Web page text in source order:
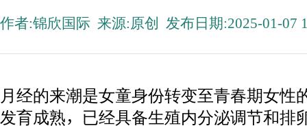
作者:锦欣国际 来源:原创 发布日期:2025-01-07
月经的来潮是女童身份转变至青春期女性
发育成熟，已经具备生殖内分泌调节和排